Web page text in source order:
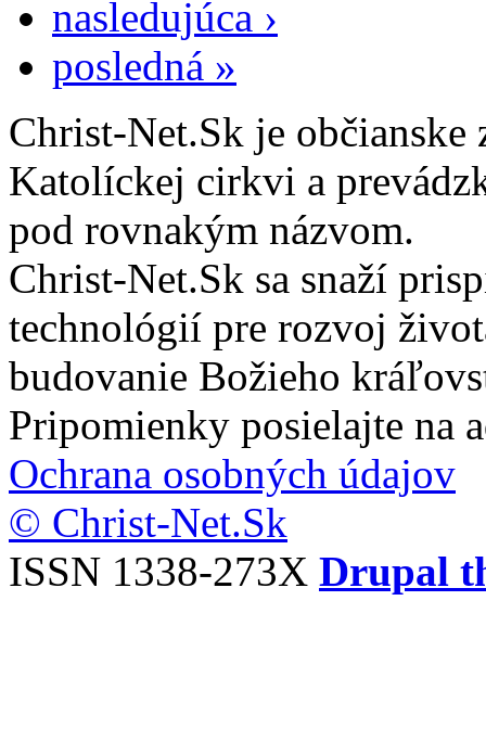
nasledujúca ›
posledná »
Christ-Net.Sk je
Katolíckej cirkvi a
pod rovnakým názvom.
Christ-Net.Sk sa snaží
technológií pre rozvoj
budovanie Božieho
Pripomienky posielajte na
Ochrana osobných údajov
© Christ-Net.Sk
ISSN 1338-273X Drupal